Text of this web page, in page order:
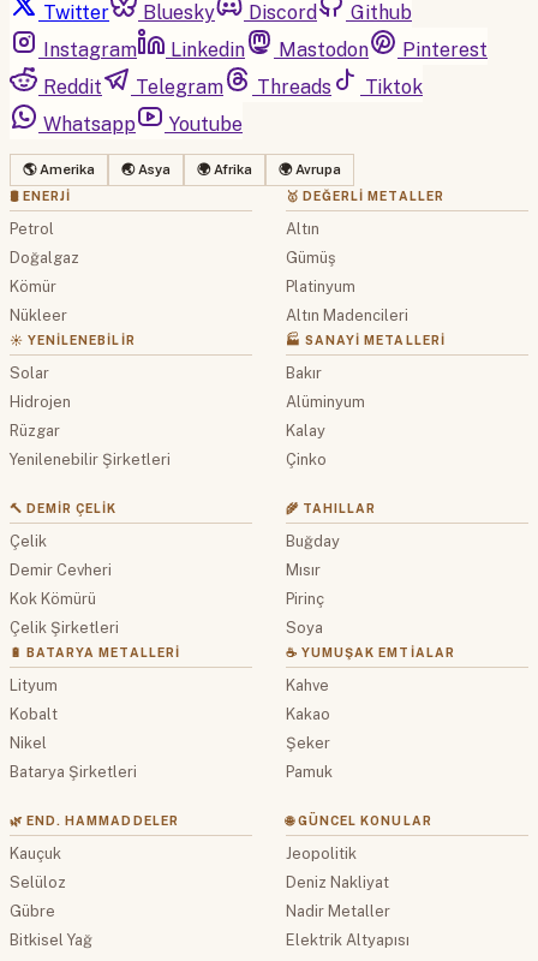
Twitter Bluesky Discord
Github
Instagram
Linkedin Mastodon
Pinterest
Reddit
Telegram Threads
Tiktok
Whatsapp
Youtube
🌎 Amerika 🌏 Asya 🌍 Afrika 🌍 Avrupa
🛢 ENERJI
Petrol
Doğalgaz
Kömür
Nükleer
☀️ YENILENEBILIR
Solar
Hidrojen
Rüzgar
Yenilenebilir Şirketleri
🥇 DEĞERLI METALLER
Altın
Gümüş
Platinyum
Altın Madencileri
🏭 SANAYI METALLERI
Bakır
Alüminyum
Kalay
Çinko
🔨 DEMIR ÇELIK
Çelik
Demir Cevheri
Kok Kömürü
Çelik Şirketleri
🔋 BATARYA METALLERI
Lityum
Kobalt
Nikel
Batarya Şirketleri
🌾 TAHILLAR
Buğday
Mısır
Pirinç
Soya
☕ YUMUŞAK EMTIALAR
Kahve
Kakao
Şeker
Pamuk
🌿 END. HAMMADDELER
Kauçuk
Selüloz
Gübre
Bitkisel Yağ
🌐 GÜNCEL KONULAR
Jeopolitik
Deniz Nakliyat
Nadir Metaller
Elektrik Altyapısı